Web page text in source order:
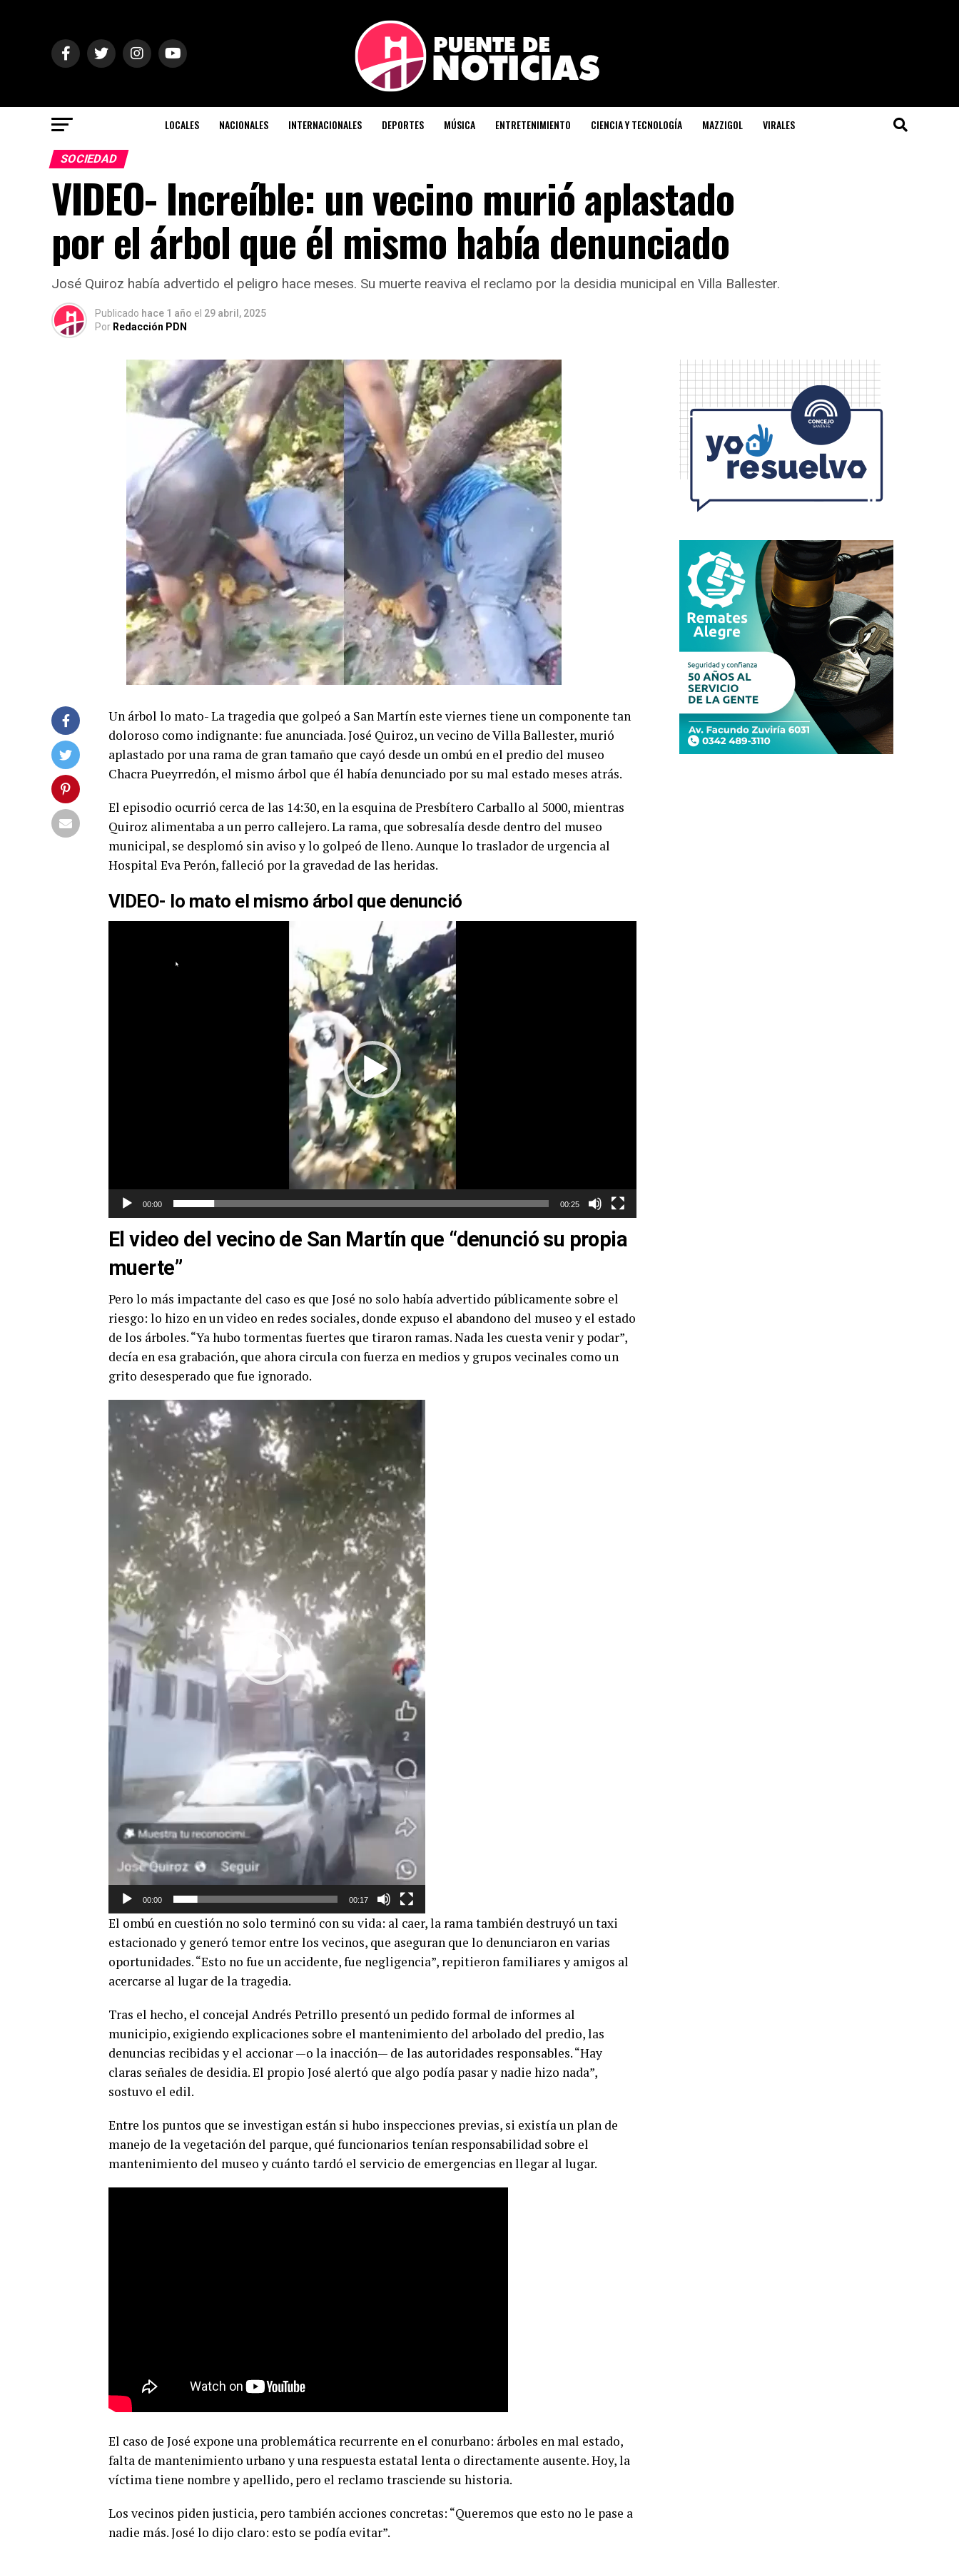
LOCALES NACIONALES INTERNACIONALES DEPORTES MÚSICA ENTRETENIMIENTO CIENCIA Y TECNOLOGÍA MAZZIGOL VIRALES
SOCIEDAD
VIDEO- Increíble: un vecino murió aplastado
por el árbol que él mismo había denunciado
José Quiroz había advertido el peligro hace meses. Su muerte reaviva el reclamo por la desidia municipal en Villa Ballester.
Publicado hace 1 año el 29 abril, 2025
Por Redacción PDN
Un árbol lo mato- La tragedia que golpeó a San Martín este viernes tiene un componente tan
doloroso como indignante: fue anunciada. José Quiroz, un vecino de Villa Ballester, murió
aplastado por una rama de gran tamaño que cayó desde un ombú en el predio del museo
Chacra Pueyrredón, el mismo árbol que él había denunciado por su mal estado meses atrás.
El episodio ocurrió cerca de las 14:30, en la esquina de Presbítero Carballo al 5000, mientras
Quiroz alimentaba a un perro callejero. La rama, que sobresalía desde dentro del museo
municipal, se desplomó sin aviso y lo golpeó de lleno. Aunque lo traslador de urgencia al
Hospital Eva Perón, falleció por la gravedad de las heridas.
VIDEO- lo mato el mismo árbol que denunció
00:00 00:25
El video del vecino de San Martín que “denunció su propia
muerte”
Pero lo más impactante del caso es que José no solo había advertido públicamente sobre el
riesgo: lo hizo en un video en redes sociales, donde expuso el abandono del museo y el estado
de los árboles. “Ya hubo tormentas fuertes que tiraron ramas. Nada les cuesta venir y podar”,
decía en esa grabación, que ahora circula con fuerza en medios y grupos vecinales como un
grito desesperado que fue ignorado.
Reproductor
de
vídeo
00:00 00:17
El ombú en cuestión no solo terminó con su vida: al caer, la rama también destruyó un taxi
estacionado y generó temor entre los vecinos, que aseguran que lo denunciaron en varias
oportunidades. “Esto no fue un accidente, fue negligencia”, repitieron familiares y amigos al
acercarse al lugar de la tragedia.
Tras el hecho, el concejal Andrés Petrillo presentó un pedido formal de informes al
municipio, exigiendo explicaciones sobre el mantenimiento del arbolado del predio, las
denuncias recibidas y el accionar —o la inacción— de las autoridades responsables. “Hay
claras señales de desidia. El propio José alertó que algo podía pasar y nadie hizo nada”,
sostuvo el edil.
Entre los puntos que se investigan están si hubo inspecciones previas, si existía un plan de
manejo de la vegetación del parque, qué funcionarios tenían responsabilidad sobre el
mantenimiento del museo y cuánto tardó el servicio de emergencias en llegar al lugar.
El caso de José expone una problemática recurrente en el conurbano: árboles en mal estado,
falta de mantenimiento urbano y una respuesta estatal lenta o directamente ausente. Hoy, la
víctima tiene nombre y apellido, pero el reclamo trasciende su historia.
Los vecinos piden justicia, pero también acciones concretas: “Queremos que esto no le pase a
nadie más. José lo dijo claro: esto se podía evitar”.